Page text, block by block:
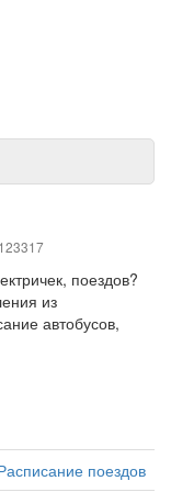
поездов?
из
автобусов,
поездов